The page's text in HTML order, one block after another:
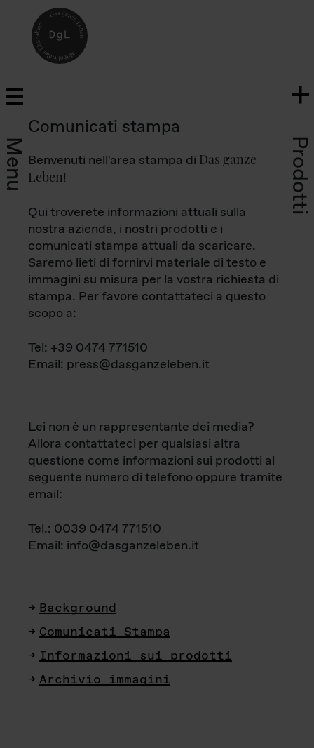
Menu Prodotti
Comunicati stampa
Benvenuti nell'area stampa di Das ganze
Leben!
Qui troverete informazioni attuali sulla
nostra azienda, i nostri prodotti e i
comunicati stampa attuali da scaricare.
Saremo lieti di fornirvi materiale di testo e
immagini su misura per la vostra richiesta di
stampa. Per favore contattateci a questo
scopo a:
Tel: +39 0474 771510
Email: press@dasganzeleben.it
Lei non è un rappresentante dei media?
Allora contattateci per qualsiasi altra
questione come informazioni sui prodotti al
seguente numero di telefono oppure tramite
email:
Tel.: 0039 0474 771510
Email: info@dasganzeleben.it
Background
Comunicati Stampa
Informazioni sui prodotti
Archivio immagini